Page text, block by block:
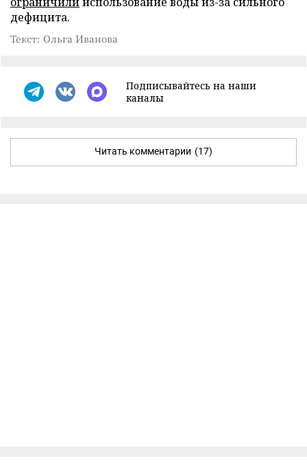
дефицита.
Текст: Ольга Иванова
Подписывайтесь на наши
каналы
Читать комментарии (17)